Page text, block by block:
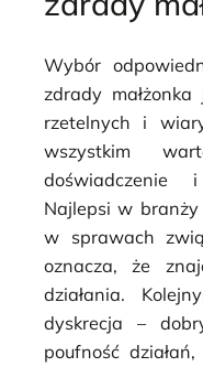
Wybór
zdrady
rzetelnych i
wszystkim
doświadczenie
Najlepsi w
w sprawach
oznacza, że
działania.
dyskrecja –
poufność